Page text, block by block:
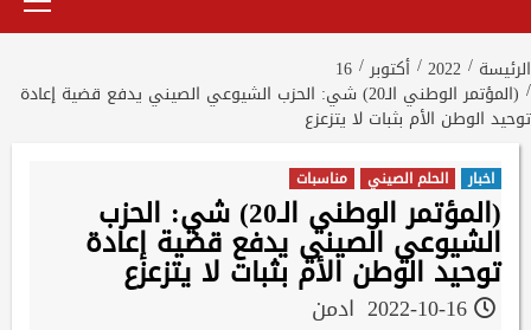
الرئيسة 2022 أكتوبر 16
(المؤتمر الوطني الـ20) شي: الحزب الشيوعي الصيني يدفع قضية إعادة
توحيد الوطن الأم بثبات لا يتزعزع
اخبار الحلم الصيني مناسبات
(المؤتمر الوطني الـ20) شي: الحزب
الشيوعي الصيني يدفع قضية إعادة
توحيد الوطن الأم بثبات لا يتزعزع
ادمن